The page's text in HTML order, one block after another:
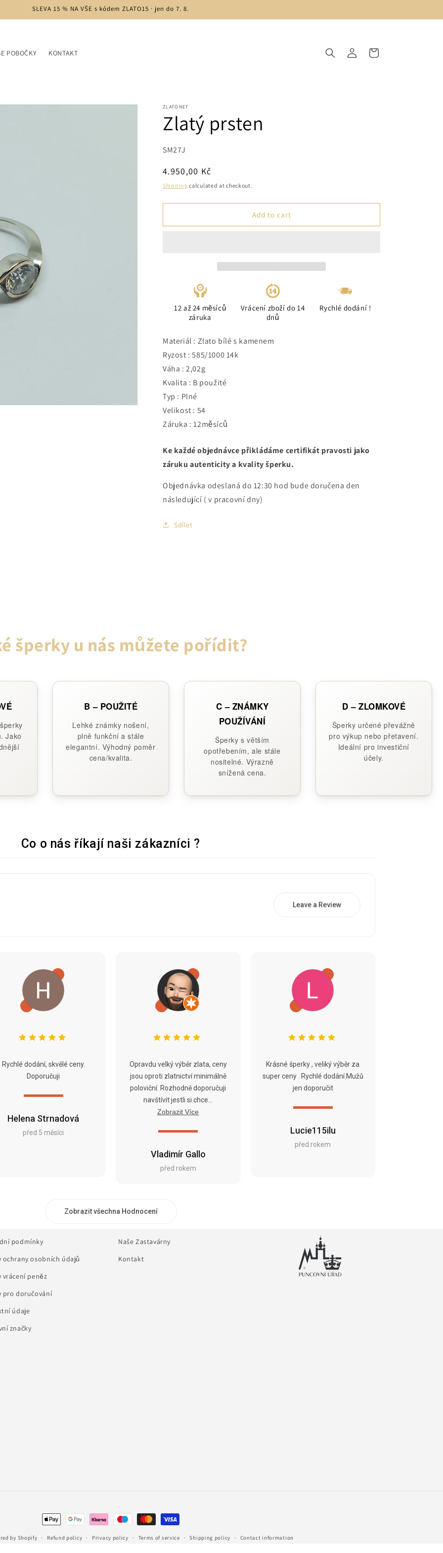
SLEVA 15 % NA VŠE s kódem ZLATO15 · jen do 7. 8.
POBOČKY KONTAKT
in
Cart
ZLATONET
Zlatý prsten
SKU:
SM27J
Regular
price
4.950,00 Kč
Shipping calculated at checkout.
Add to cart
12 až 24 měsíců
záruka
Vrácení zboží do 14
dnů
Rychlé dodání !
Materiál : Zlato bílé s kamenem
Ryzost : 585/1000 14k
Váha : 2,02g
Kvalita : B použité
Typ : Plné
Velikost : 54
Záruka : 12měsíců
Ke každé objednávce přikládáme certifikát pravosti jako
záruku autenticity a kvality šperku.
Objednávka odeslaná do 12:30 hod bude doručena den
následující ( v pracovní dny)
Sdílet
šperky u nás můžete pořídit?
Jako
B – POUŽITÉ
Lehké známky nošení,
plně funkční a stále
elegantní. Výhodný poměr
cena/kvalita.
C – ZNÁMKY
POUŽÍVÁNÍ
Šperky s větším
opotřebením, ale stále
nositelné. Výrazně
snížená cena.
D – ZLOMKOVÉ
Šperky určené převážně
pro výkup nebo přetavení.
Ideální pro investiční
účely.
Co o nás říkají naši zákazníci ?
Leave a Review
Helena Strnadová
před 5 měsíci
Rychlé dodání, skvělé ceny.
Doporučuji
Vladimír Gallo
před rokem
Opravdu velký výběr zlata, ceny
jsou oproti zlatnictví minimálně
poloviční. Rozhodně doporučuji
navštívit jestli si chce...
Zobrazit Více
Lucie115ilu
před rokem
Krásné šperky , veliký výběr za
super ceny . Rychlé dodání Mužů
jen doporučit
Zobrazit všechna Hodnocení
podmínky
ochrany osobních údajů
vrácení peněz
pro doručování
údaje
značky
Naše Zastavárny
Kontakt
Payment
methods
by Shopify Refund policy Privacy policy Terms of service Shipping policy Contact information